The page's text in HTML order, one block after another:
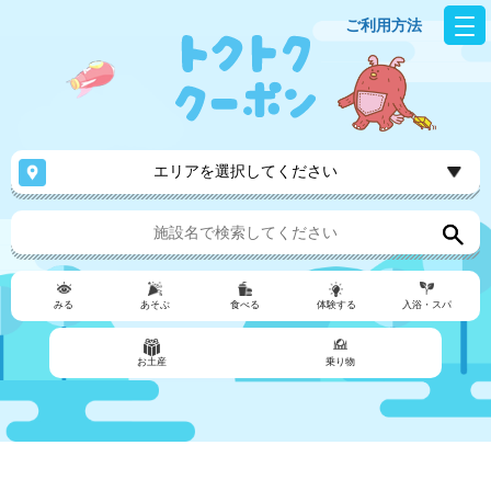
ご利用方法
エリアを選択してください
みる あそぶ 食べる 体験する 入浴・スパ
お土産 乗り物